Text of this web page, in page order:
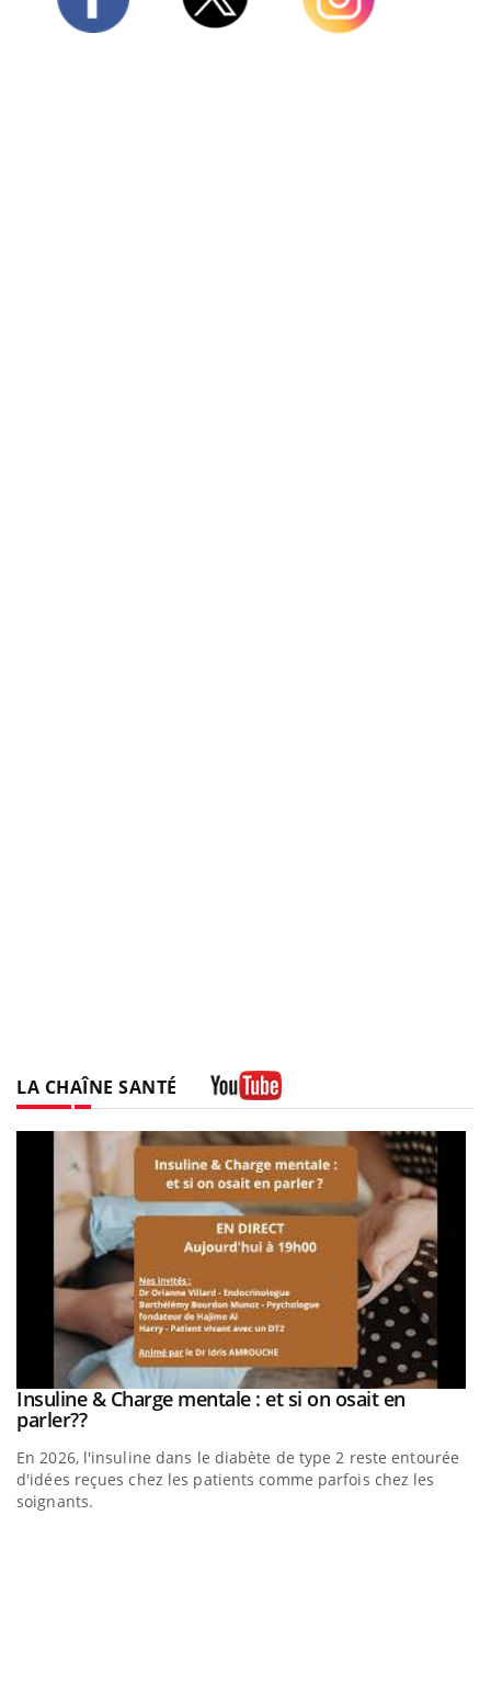
LA CHAÎNE SANTÉ
Youtube
Insuline & Charge mentale : et si on osait en
parler??Youtube
En 2026, l'insuline dans le diabète de type 2 reste entourée
d'idées reçues chez les patients comme parfois chez les
soignants.